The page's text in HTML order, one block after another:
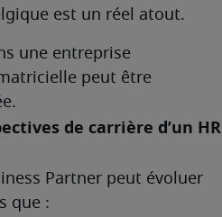
est un réel atout.
une entreprise
peut être
de carrière d’un HR
Partner peut évoluer
que :